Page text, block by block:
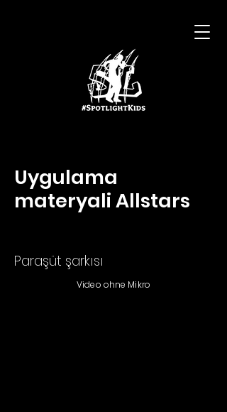
Uygulama
materyali Allstars
Paraşüt şarkısı
Video ohne Mikro